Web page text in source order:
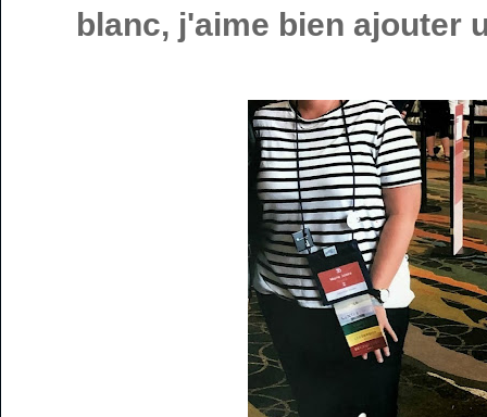
blanc, j'aime bien ajouter